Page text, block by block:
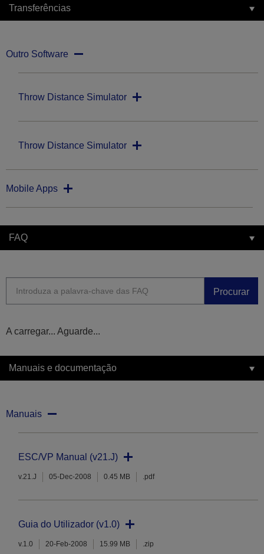
Transferências
Outro Software
Throw Distance Simulator
Throw Distance Simulator
Mobile Apps
FAQ
Procurar
A carregar... Aguarde...
Manuais e documentação
Manuais
ESC/VP Manual (v21.J)
v.21.J 05-Dec-2008 0.45 MB .pdf
Guia do Utilizador (v1.0)
v.1.0 20-Feb-2008 15.99 MB .zip